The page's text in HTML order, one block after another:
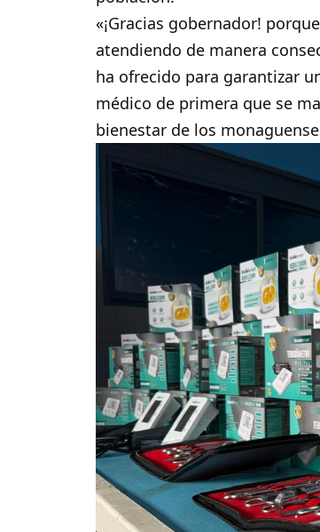
«¡Gracias gobernador!
atendiendo de manera
ha ofrecido para garantizar
médico de primera que se
bienestar de los